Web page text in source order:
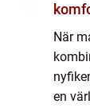
När
en